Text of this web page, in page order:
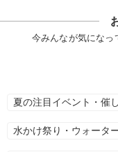
今みんなが気になっ
夏の注目イベント・催
水かけ祭り・ウォータ